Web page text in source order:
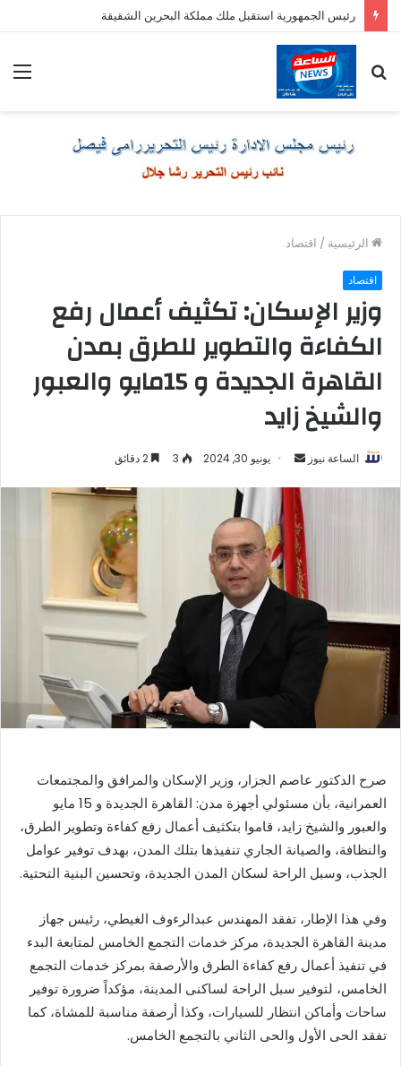
رئيس الجمهورية استقبل ملك مملكة البحرين الشقيقة
عن
الرئيسية / اقتصاد
اقتصاد
وزير الإسكان: تكثيف أعمال رفع
الكفاءة والتطوير للطرق بمدن
القاهرة الجديدة و 15مايو والعبور
والشيخ زايد
الساعة نيوز
أرسل
إلكترونيا
يونيو 30, 2024 3
صرح الدكتور عاصم الجزار، وزير الإسكان والمرافق والمجتمعات
العمرانية، بأن مسئولي أجهزة مدن: القاهرة الجديدة و 15 مايو
والعبور والشيخ زايد، قاموا بتكثيف أعمال رفع كفاءة وتطوير الطرق،
والنظافة، والصيانة الجاري تنفيذها بتلك المدن، بهدف توفير عوامل
الجذب، وسبل الراحة لسكان المدن الجديدة، وتحسين البنية التحتية.
وفي هذا الإطار، تفقد المهندس عبدالرءوف الغيطي، رئيس جهاز
مدينة القاهرة الجديدة، مركز خدمات التجمع الخامس لمتابعة البدء
في تنفيذ أعمال رفع كفاءة الطرق والأرصفة بمركز خدمات التجمع
الخامس، لتوفير سبل الراحة لساكنى المدينة، مؤكداً ضرورة توفير
ساحات وأماكن انتظار للسيارات، وكذا أرصفة مناسبة للمشاة، كما
تفقد الحى الأول والحى الثاني بالتجمع الخامس.